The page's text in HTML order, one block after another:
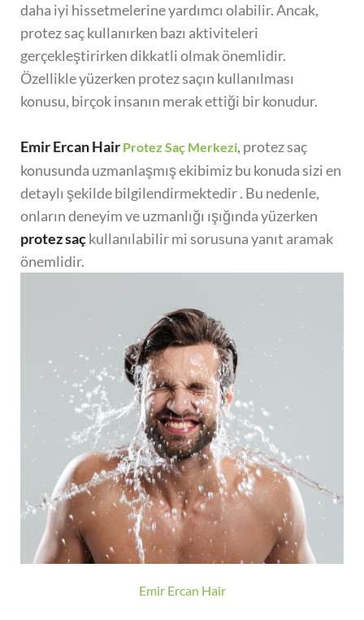
daha iyi hissetmelerine yardımcı olabilir. Ancak,
protez saç kullanırken bazı aktiviteleri
gerçekleştirirken dikkatli olmak önemlidir.
Özellikle yüzerken protez saçın kullanılması
konusu, birçok insanın merak ettiği bir konudur.
Emir Ercan Hair Protez Saç Merkezi, protez saç
konusunda uzmanlaşmış ekibimiz bu konuda sizi en
detaylı şekilde bilgilendirmektedir . Bu nedenle,
onların deneyim ve uzmanlığı ışığında yüzerken
protez saçkullanılabilir mi sorusuna yanıt aramak
önemlidir.
Emir Ercan Hair